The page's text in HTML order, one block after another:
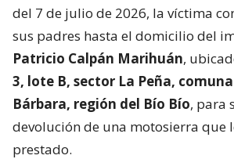
del 7 de julio de 2026, la víctima
sus padres hasta el domicilio del
Patricio Calpán Marihuán,
3, lote B, sector La Peña,
Bárbara, región del Bío Bío, para
devolución de una motosierra que
prestado.